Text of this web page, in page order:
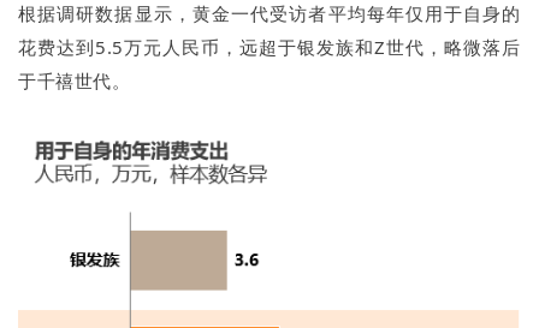
根据调研数据显示，黄金一代受访者平均每年仅用于自身的
花费达到5.5万元人民币，远超于银发族和Z世代，略微落后
于千禧世代。